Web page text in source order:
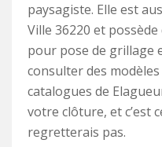
paysagiste. Elle est
Ville 36220 et
pour pose de grillage
consulter des
catalogues de
votre clôture, et c’est
regretterais pas.